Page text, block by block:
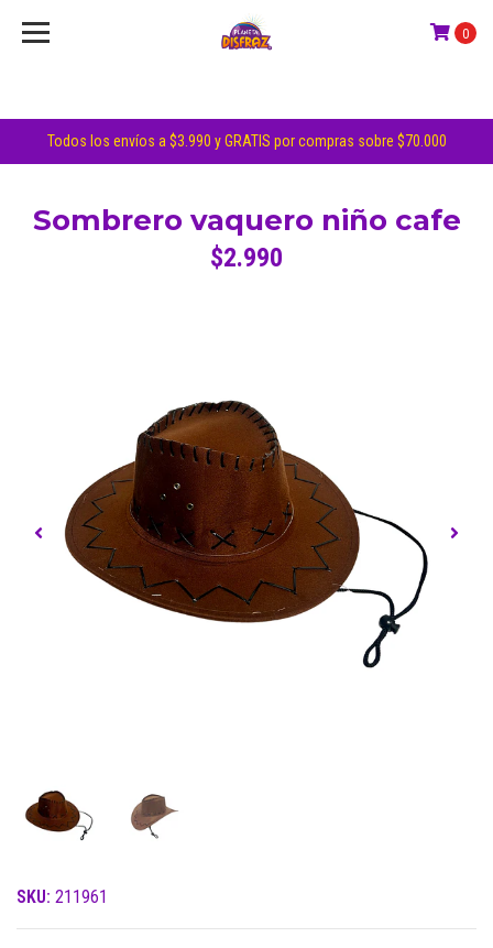
Todos los envíos a $3.990 y GRATIS por compras sobre $70.000
0
Sombrero vaquero niño cafe
$2.990
SKU: 211961